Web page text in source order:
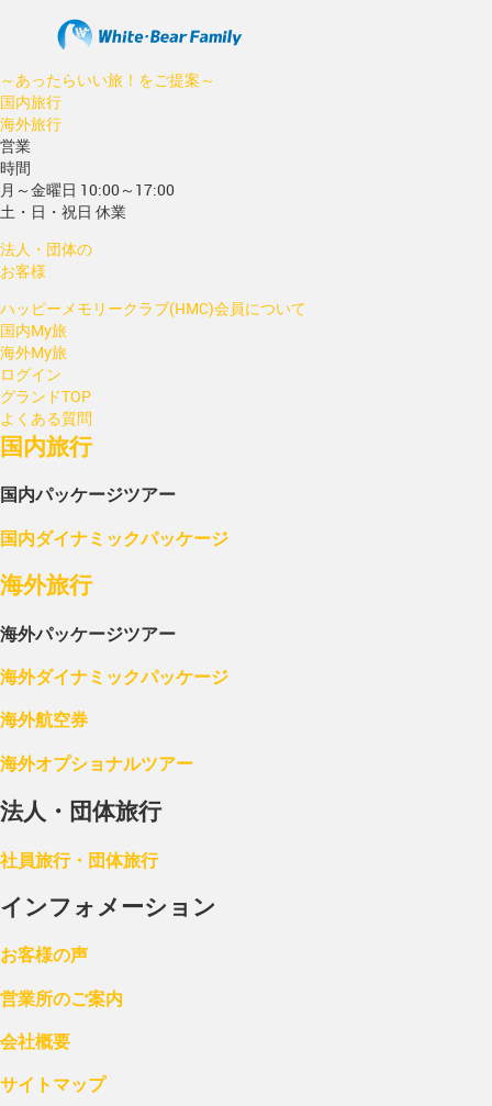
～あったらいい旅！をご提案～
国内旅行
海外旅行
営業
時間
月～金曜日 10:00～17:00
土・日・祝日 休業
法人・団体の
お客様
ハッピーメモリークラブ(HMC)会員について
国内My旅
海外My旅
ログイン
グランドTOP
よくある質問
国内旅行
国内パッケージツアー
国内ダイナミックパッケージ
海外旅行
海外パッケージツアー
海外ダイナミックパッケージ
海外航空券
海外オプショナルツアー
法人・団体旅行
社員旅行・団体旅行
インフォメーション
お客様の声
営業所のご案内
会社概要
サイトマップ